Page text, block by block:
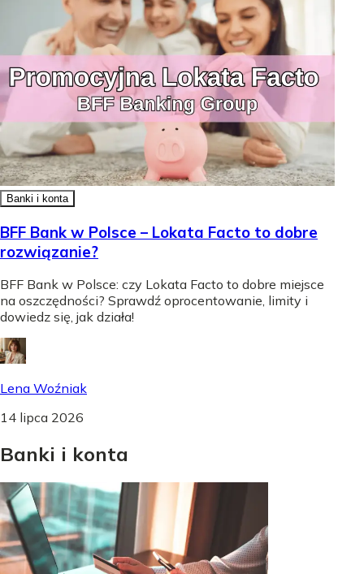
Banki i konta
BFF Bank w Polsce – Lokata Facto to dobre
rozwiązanie?
BFF Bank w Polsce: czy Lokata Facto to dobre miejsce
na oszczędności? Sprawdź oprocentowanie, limity i
dowiedz się, jak działa!
Lena Woźniak
14 lipca 2026
Banki i konta